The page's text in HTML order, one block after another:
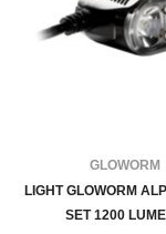
FOURNISSEUR:GLOWORM
LIGHT GLOWORM
SET 1200